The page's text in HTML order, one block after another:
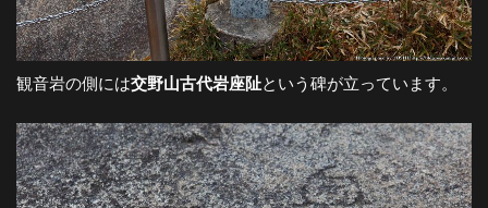
風
景
探
観音岩の側には交野山古代岩座阯という碑が立っています。